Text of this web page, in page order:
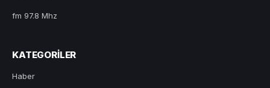
fm 97.8 Mhz
KATEGORILER
Haber